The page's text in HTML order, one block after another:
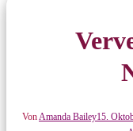
VonAmanda Bailey15.